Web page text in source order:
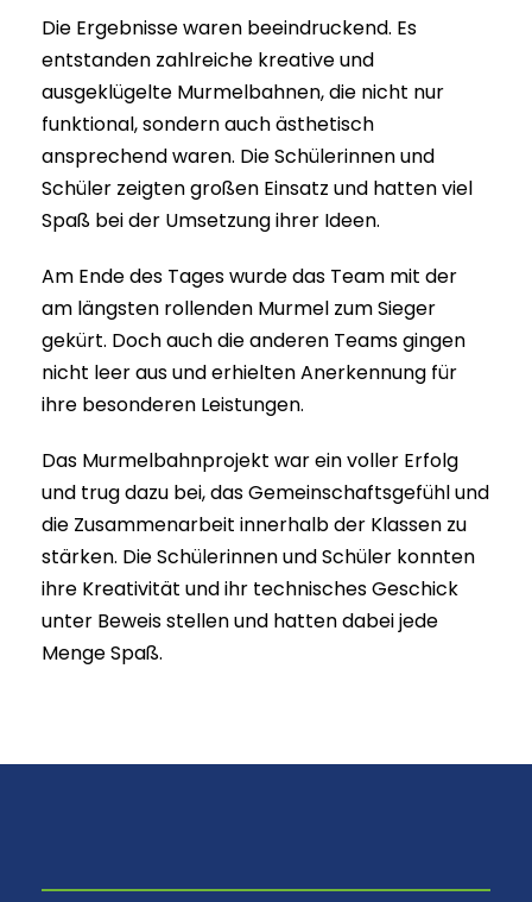
Die Ergebnisse waren beeindruckend. Es
entstanden zahlreiche kreative und
ausgeklügelte Murmelbahnen, die nicht nur
funktional, sondern auch ästhetisch
ansprechend waren. Die Schülerinnen und
Schüler zeigten großen Einsatz und hatten viel
Spaß bei der Umsetzung ihrer Ideen.
Am Ende des Tages wurde das Team mit der
am längsten rollenden Murmel zum Sieger
gekürt. Doch auch die anderen Teams gingen
nicht leer aus und erhielten Anerkennung für
ihre besonderen Leistungen.
Das Murmelbahnprojekt war ein voller Erfolg
und trug dazu bei, das Gemeinschaftsgefühl und
die Zusammenarbeit innerhalb der Klassen zu
stärken. Die Schülerinnen und Schüler konnten
ihre Kreativität und ihr technisches Geschick
unter Beweis stellen und hatten dabei jede
Menge Spaß.